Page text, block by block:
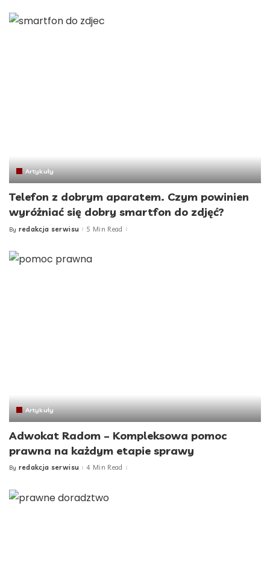
Artykuły
Telefon z dobrym aparatem. Czym powinien
wyróżniać się dobry smartfon do zdjęć?
Posted
By redakcja serwisu 5 Min Read
Artykuły
Adwokat Radom – Kompleksowa pomoc
prawna na każdym etapie sprawy
Posted
By redakcja serwisu 4 Min Read